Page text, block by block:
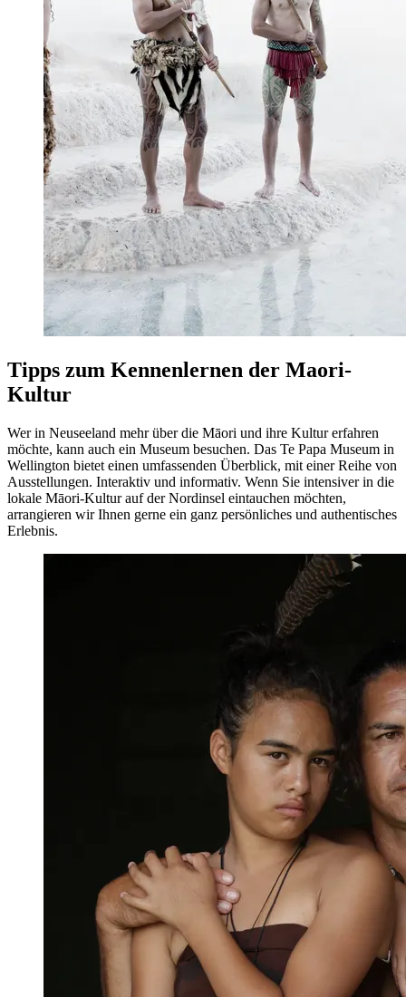
Tipps zum Kennenlernen der Maori-
Kultur
Wer in Neuseeland mehr über die Māori und ihre Kultur erfahren
möchte, kann auch ein Museum besuchen. Das Te Papa Museum in
Wellington bietet einen umfassenden Überblick, mit einer Reihe von
Ausstellungen. Interaktiv und informativ. Wenn Sie intensiver in die
lokale Māori-Kultur auf der Nordinsel eintauchen möchten,
arrangieren wir Ihnen gerne ein ganz persönliches und authentisches
Erlebnis.